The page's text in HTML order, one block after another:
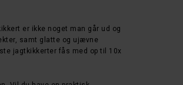
er ikke noget man går ud og
samt glatte og ujævne
jagtkikkerter fås med op til 10x